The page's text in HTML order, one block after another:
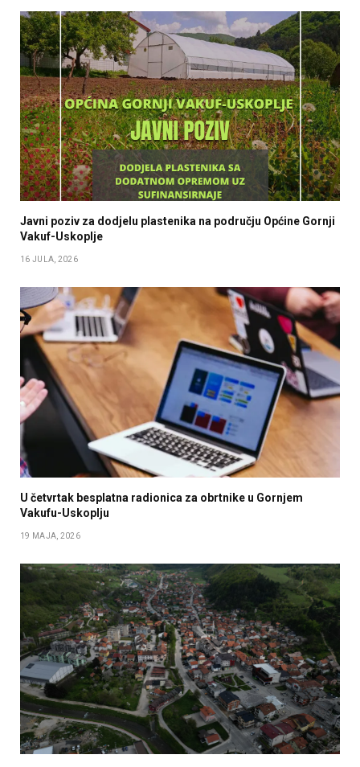
Javni poziv za dodjelu plastenika na području Općine Gornji
Vakuf-Uskoplje
16 JULA, 2026
U četvrtak besplatna radionica za obrtnike u Gornjem
Vakufu-Uskoplju
19 MAJA, 2026